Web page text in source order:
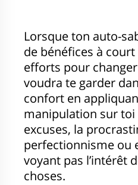
Lorsque ton auto-
de bénéfices à
efforts pour
voudra te garder
confort en
manipulation sur toi
excuses, la
perfectionnisme ou
voyant pas l’intérêt
choses.